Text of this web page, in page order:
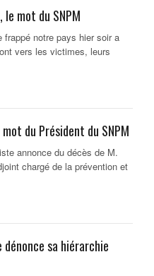
mot du SNPM
frappé notre pays hier soir a
vers les victimes, leurs
du Président du SNPM
annonce du décès de M.
chargé de la prévention et
sa hiérarchie